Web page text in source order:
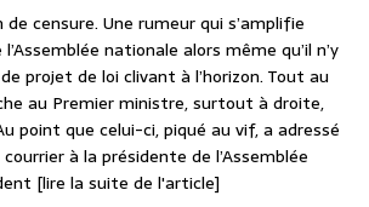
censure. Une rumeur qui s’amplifie
nationale alors même qu’il n’y
projet de loi clivant à l’horizon. Tout au
au Premier ministre, surtout à droite,
point que celui-ci, piqué au vif, a adressé
à la présidente de l’Assemblée
[lire la suite de l'article]